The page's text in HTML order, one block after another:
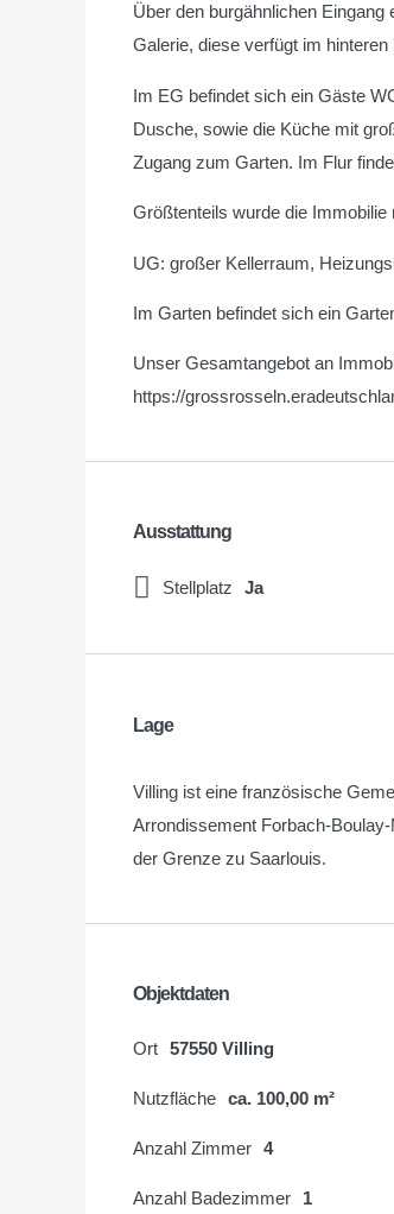
Über den burgähnlichen
Galerie, diese verfügt im
Im EG befindet sich ein Gäste
Dusche, sowie die Küche mit
Zugang zum Garten. Im Flur
Größtenteils wurde die
UG: großer Kellerraum,
Im Garten befindet sich ein
Unser Gesamtangebot an
https://
Ausstattung
Stellplatz Ja
Lage
Villing ist eine französische
Arrondissement Forbach-
der Grenze zu Saarlouis.
Objektdaten
Ort 57550 Villing
Nutzfläche ca. 100,00 m²
Anzahl Zimmer 4
Anzahl Badezimmer 1